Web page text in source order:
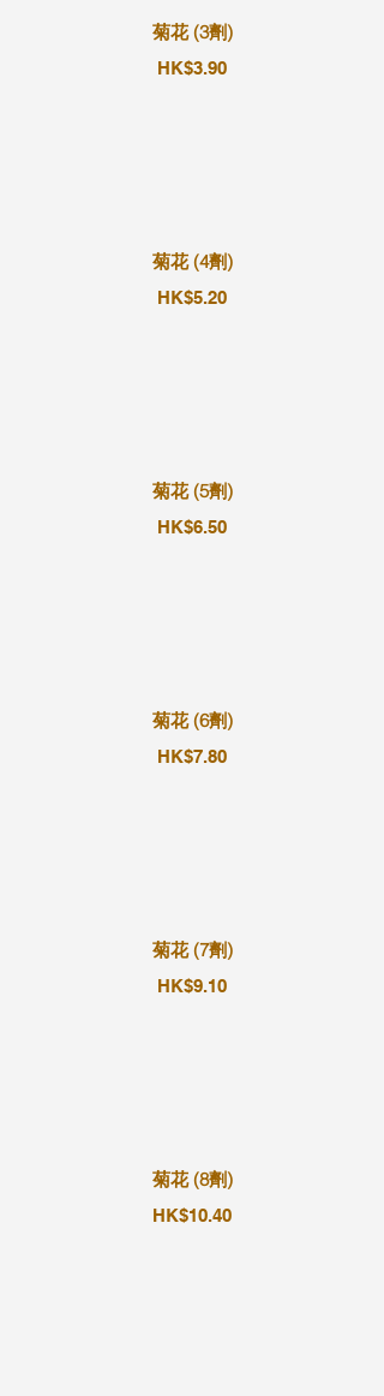
菊花 (3劑)
HK$3.90
菊花 (4劑)
HK$5.20
菊花 (5劑)
HK$6.50
菊花 (6劑)
HK$7.80
菊花 (7劑)
HK$9.10
菊花 (8劑)
HK$10.40